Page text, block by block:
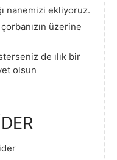
nanemizi ekliyoruz.
üzerine
de ılık bir
olsun